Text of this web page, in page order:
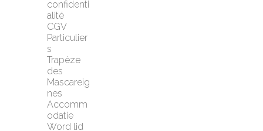
confidenti
alité
CGV
Particulier
s
Trapèze
des
Mascareig
nes
Accomm
odatie
Word lid